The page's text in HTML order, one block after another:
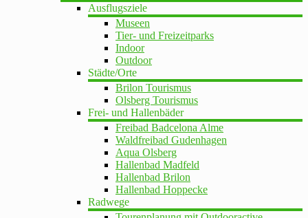
Ausflugsziele
Museen
Tier- und Freizeitparks
Indoor
Outdoor
Städte/Orte
Brilon Tourismus
Olsberg Tourismus
Frei- und Hallenbäder
Freibad Badcelona Alme
Waldfreibad Gudenhagen
Aqua Olsberg
Hallenbad Madfeld
Hallenbad Brilon
Hallenbad Hoppecke
Radwege